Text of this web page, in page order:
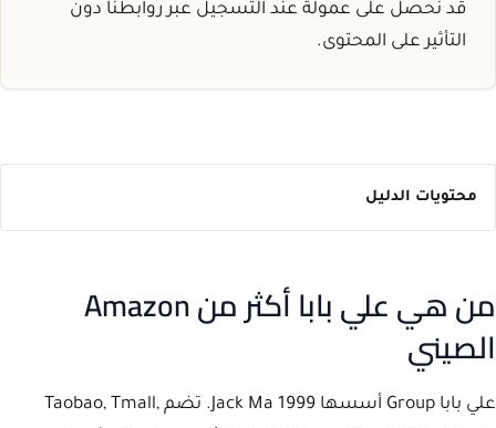
قد نحصل على عمولة عند التسجيل عبر روابطنا دون
التأثير على المحتوى.
محتويات الدليل
من هي علي بابا أكثر من Amazon
الصيني
علي بابا Group أسسها Jack Ma 1999. تضم Taobao, Tmall,